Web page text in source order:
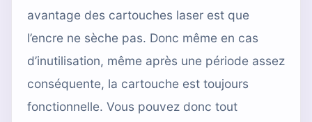
avantage des cartouches laser est que
l’encre ne sèche pas. Donc même en cas
d’inutilisation, même après une période assez
conséquente, la cartouche est toujours
fonctionnelle. Vous pouvez donc tout